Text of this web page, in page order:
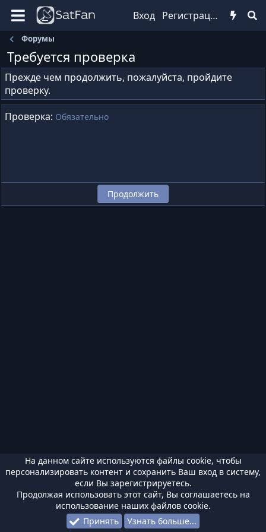
Вход Регистрация
Форумы
Требуется проверка
Прежде чем продолжить, пожалуйста, пройдите
проверку.
Проверка Обязательно
Продолжить
На данном сайте используются файлы cookie, чтобы
персонализировать контент и сохранить Ваш вход в систему,
если Вы зарегистрируетесь.
Продолжая использовать этот сайт, Вы соглашаетесь на
использование наших файлов cookie.
Принять
Узнать больше...